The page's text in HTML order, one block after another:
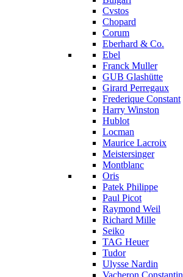
Cvstos
Chopard
Corum
Eberhard & Co.
Ebel
Franck Muller
GUB Glashütte
Girard Perregaux
Frederique Constant
Harry Winston
Hublot
Locman
Maurice Lacroix
Meistersinger
Montblanc
Oris
Patek Philippe
Paul Picot
Raymond Weil
Richard Mille
Seiko
TAG Heuer
Tudor
Ulysse Nardin
Vacheron Constantin